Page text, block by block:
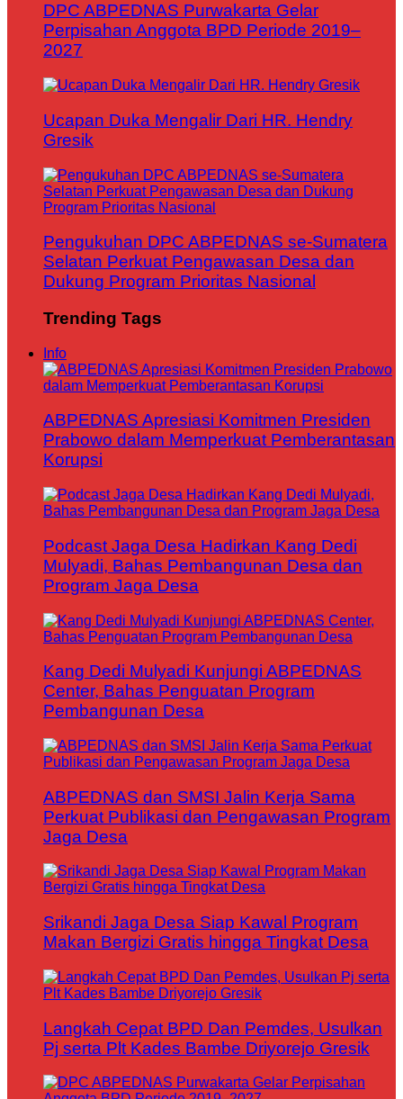
DPC ABPEDNAS Purwakarta Gelar
Perpisahan Anggota BPD Periode 2019–
2027
Ucapan Duka Mengalir Dari HR. Hendry
Gresik
Pengukuhan DPC ABPEDNAS se-Sumatera
Selatan Perkuat Pengawasan Desa dan
Dukung Program Prioritas Nasional
Trending Tags
Info
ABPEDNAS Apresiasi Komitmen Presiden
Prabowo dalam Memperkuat Pemberantasan
Korupsi
Podcast Jaga Desa Hadirkan Kang Dedi
Mulyadi, Bahas Pembangunan Desa dan
Program Jaga Desa
Kang Dedi Mulyadi Kunjungi ABPEDNAS
Center, Bahas Penguatan Program
Pembangunan Desa
ABPEDNAS dan SMSI Jalin Kerja Sama
Perkuat Publikasi dan Pengawasan Program
Jaga Desa
Srikandi Jaga Desa Siap Kawal Program
Makan Bergizi Gratis hingga Tingkat Desa
Langkah Cepat BPD Dan Pemdes, Usulkan
Pj serta Plt Kades Bambe Driyorejo Gresik